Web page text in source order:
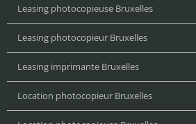
Leasing photocopieuse Bruxelles
Leasing photocopieur Bruxelles
Leasing imprimante Bruxelles
Location photocopieur Bruxelles